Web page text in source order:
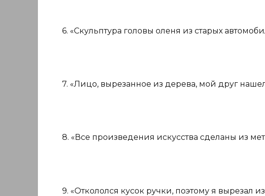
6. «Скульптура головы оленя из старых
7. «Лицо, вырезанное из дерева, мой друг нашел
8. «Все произведения искусства сделаны из
9. «Откололся кусок ручки, поэтому я вырезал